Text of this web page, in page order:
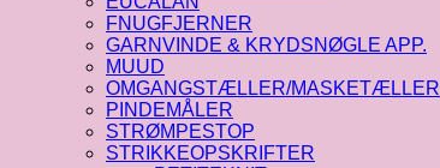
FNUGFJERNER
GARNVINDE & KRYDSNØGLE APP.
MUUD
OMGANGSTÆLLER/MASKETÆLLER
PINDEMÅLER
STRØMPESTOP
STRIKKEOPSKRIFTER